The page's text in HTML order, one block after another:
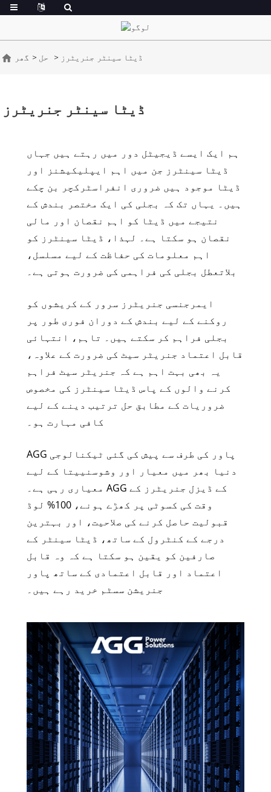
گھر حل ڈیٹا سینٹر جنریٹرز
ڈیٹا سینٹر جنریٹرز
ہم ایک ایسے ڈیجیٹل دور میں رہتے ہیں جہاں
ڈیٹا سینٹرز جن میں اہم ایپلیکیشنز اور
ڈیٹا موجود ہیں ضروری انفراسٹرکچر بن چکے
ہیں۔ یہاں تک کہ بجلی کی ایک مختصر بندش کے
نتیجے میں ڈیٹا کو اہم نقصان اور مالی
نقصان ہو سکتا ہے۔ لہذا، ڈیٹا سینٹرز کو
اہم معلومات کی حفاظت کے لیے مسلسل،
بلاتعطل بجلی کی فراہمی کی ضرورت ہوتی ہے۔
ایمرجنسی جنریٹرز سرور کے کریشوں کو
روکنے کے لیے بندش کے دوران فوری طور پر
بجلی فراہم کر سکتے ہیں۔ تاہم، انتہائی
قابل اعتماد جنریٹر سیٹ کی ضرورت کے علاوہ،
یہ بھی بہت اہم ہے کہ جنریٹر سیٹ فراہم
کرنے والوں کے پاس ڈیٹا سینٹرز کی مخصوص
ضروریات کے مطابق حل ترتیب دینے کے لیے
کافی مہارت ہو۔
AGG پاور کی طرف سے پیش کی گئی ٹیکنالوجی
دنیا بھر میں معیار اور وشوسنییتا کے لیے
معیاری رہی ہے۔ AGG کے ڈیزل جنریٹرز کے
وقت کی کسوٹی پر کھڑے ہونے، 100% لوڈ
قبولیت حاصل کرنے کی صلاحیت، اور بہترین
درجے کے کنٹرول کے ساتھ، ڈیٹا سینٹر کے
صارفین کو یقین ہو سکتا ہے کہ وہ قابل
اعتماد اور قابل اعتمادی کے ساتھ پاور
جنریشن سسٹم خرید رہے ہیں۔